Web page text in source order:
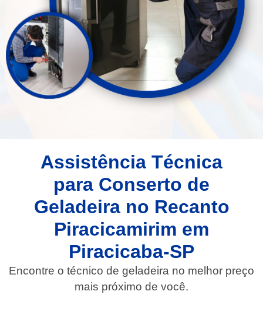
Assistência Técnica
para Conserto de
Geladeira no Recanto
Piracicamirim em
Piracicaba-SP
Encontre o técnico de geladeira no melhor preço
mais próximo de você.